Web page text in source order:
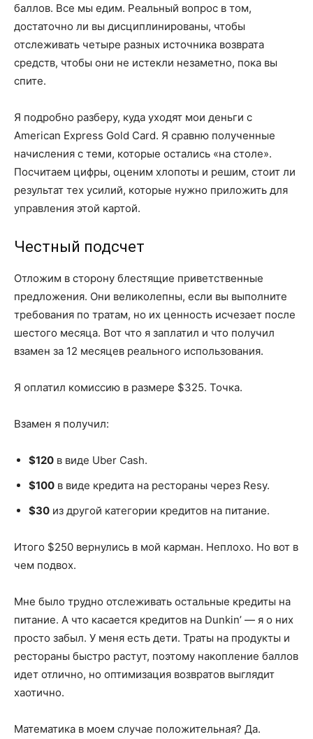
баллов. Все мы едим. Реальный вопрос в том,
достаточно ли вы дисциплинированы, чтобы
отслеживать четыре разных источника возврата
средств, чтобы они не истекли незаметно, пока вы
спите.
Я подробно разберу, куда уходят мои деньги с
American Express Gold Card. Я сравню полученные
начисления с теми, которые остались «на столе».
Посчитаем цифры, оценим хлопоты и решим, стоит ли
результат тех усилий, которые нужно приложить для
управления этой картой.
Честный подсчет
Отложим в сторону блестящие приветственные
предложения. Они великолепны, если вы выполните
требования по тратам, но их ценность исчезает после
шестого месяца. Вот что я заплатил и что получил
взамен за 12 месяцев реального использования.
Я оплатил комиссию в размере $325. Точка.
Взамен я получил:
$120 в виде Uber Cash.
$100 в виде кредита на рестораны через Resy.
$30 из другой категории кредитов на питание.
Итого $250 вернулись в мой карман. Неплохо. Но вот в
чем подвох.
Мне было трудно отслеживать остальные кредиты на
питание. А что касается кредитов на Dunkin’ — я о них
просто забыл. У меня есть дети. Траты на продукты и
рестораны быстро растут, поэтому накопление баллов
идет отлично, но оптимизация возвратов выглядит
хаотично.
Математика в моем случае положительная? Да.